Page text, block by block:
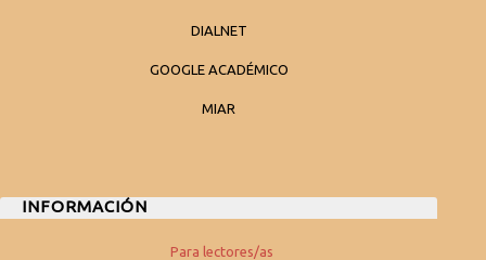
DIALNET
GOOGLE ACADÉMICO
MIAR
INFORMACIÓN
Para lectores/as